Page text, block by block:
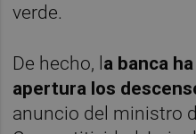
verde.
De hecho, l a banca
apertura los
anuncio del ministro